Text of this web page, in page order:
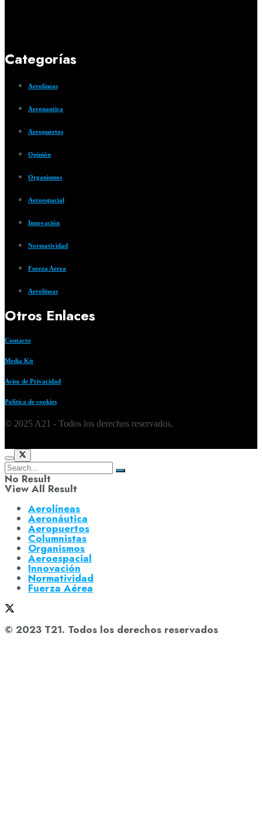
Categorías
Aerolíneas
Aeronautica
Aeropuertos
Opinión
Organismos
Aeroespacial
Innovación
Normatividad
Fuerza Aerea
Aerolíneas
Otros Enlaces
Contacto
Media Kit
Aviso de Privacidad
Política de cookies
© 2025 A21 - Todos los derechos reservados.
No Result
View All Result
Aerolíneas
Aeronáutica
Aeropuertos
Columnistas
Organismos
Aeroespacial
Innovación
Normatividad
Fuerza Aérea
© 2023 T21. Todos los derechos reservados